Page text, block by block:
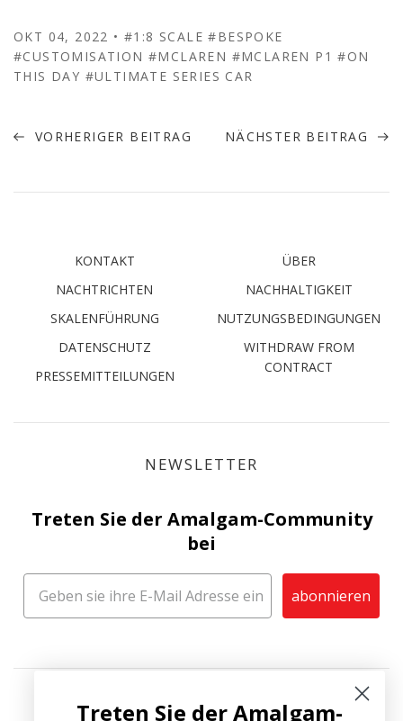
OKT 04, 2022 •#1:8 SCALE #BESPOKE
#CUSTOMISATION #MCLAREN #MCLAREN P1 #ON
THIS DAY #ULTIMATE SERIES CAR
VORHERIGER BEITRAG NÄCHSTER BEITRAG
KONTAKT
NACHTRICHTEN
SKALENFÜHRUNG
DATENSCHUTZ
PRESSEMITTEILUNGEN
ÜBER
NACHHALTIGKEIT
NUTZUNGSBEDINGUNGEN
WITHDRAW FROM
CONTRACT
NEWSLETTER
Treten Sie der Amalgam-Community
bei
abonnieren
Treten Sie der Amalgam-